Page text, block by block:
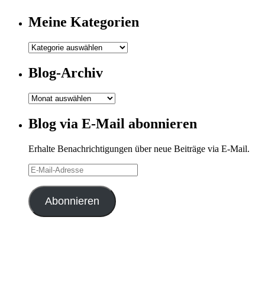
Meine Kategorien
Meine
Blog-Archiv
Blog-
Blog via E-Mail abonnieren
Erhalte Benachrichtigungen über neue Beiträge via E-Mail.
E-
Mail-
Adresse
Abonnieren